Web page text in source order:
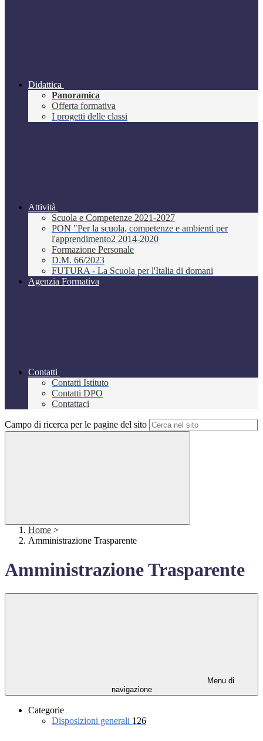
Didattica
Panoramica
Offerta formativa
I progetti delle classi
Attività
Scuola e Competenze 2021-2027
PON "Per la scuola, competenze e ambienti per
l'apprendimento2 2014-2020
Formazione Personale
D.M. 66/2023
FUTURA - La Scuola per l'Italia di domani
Agenzia Formativa
Contatti
Contatti Istituto
Contatti DPO
Contattaci
Campo di ricerca per le pagine del sito
Home >
Amministrazione Trasparente
Amministrazione Trasparente
Menu di
navigazione
Categorie
Disposizioni generali 126